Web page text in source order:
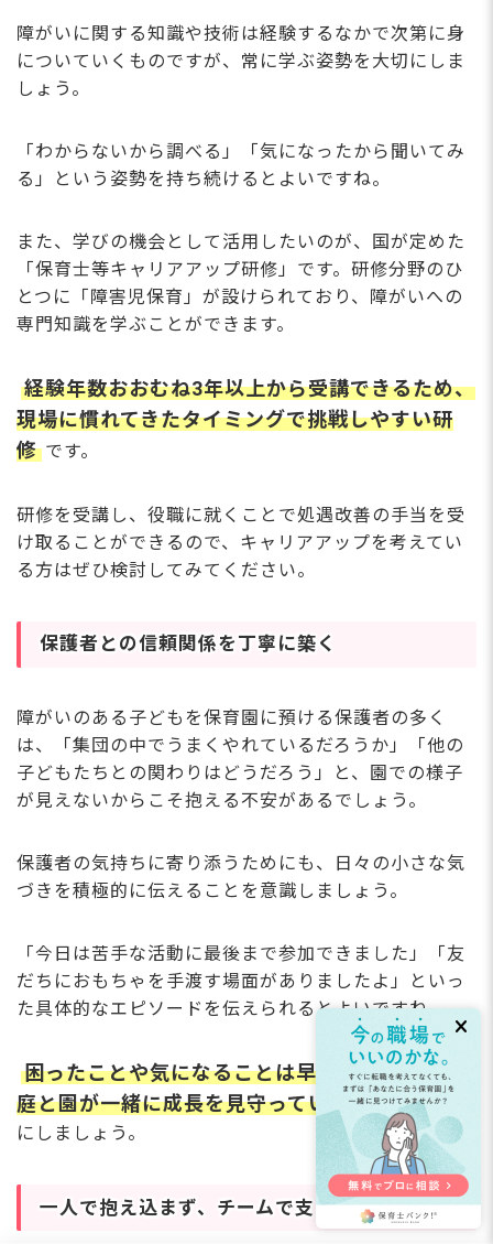
障がいに関する知識や技術は経験するなかで次第に身
についていくものですが、常に学ぶ姿勢を大切にしま
しょう。
「わからないから調べる」「気になったから聞いてみ
る」という姿勢を持ち続けるとよいですね。
また、学びの機会として活用したいのが、国が定めた
「保育士等キャリアアップ研修」です。研修分野のひ
とつに「障害児保育」が設けられており、障がいへの
専門知識を学ぶことができます。
経験年数おおむね3年以上から受講できるため、
現場に慣れてきたタイミングで挑戦しやすい研
修 です。
研修を受講し、役職に就くことで処遇改善の手当を受
け取ることができるので、キャリアアップを考えてい
る方はぜひ検討してみてください。
保護者との信頼関係を丁寧に築く
障がいのある子どもを保育園に預ける保護者の多く
は、「集団の中でうまくやれているだろうか」「他の
子どもたちとの関わりはどうだろう」と、園での様子
が見えないからこそ抱える不安があるでしょう。
保護者の気持ちに寄り添うためにも、日々の小さな気
づきを積極的に伝えることを意識しましょう。
「今日は苦手な活動に最後まで参加できました」「友
だちにおもちゃを手渡す場面がありましたよ」といっ
た具体的なエピソードを伝えられるとよいですね。
困ったことや気になることは早めに共有し、家
庭と園が一緒に成長を見守っていく姿勢を大切
にしましょう。
一人で抱え込まず、チームで支え合う